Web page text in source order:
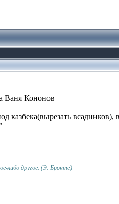
Ваня Кононов
либо другое. (Э. Бронте)